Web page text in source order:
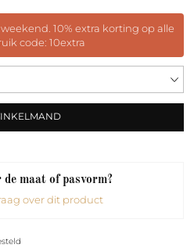
10% extra korting op alle
code: 10extra
maat of pasvorm?
over dit product